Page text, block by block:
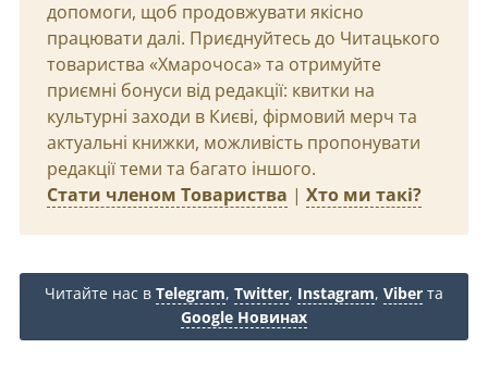
допомоги, щоб продовжувати якісно
працювати далі. Приєднуйтесь до Читацького
товариства «Хмарочоса» та отримуйте
приємні бонуси від редакції: квитки на
культурні заходи в Києві, фірмовий мерч та
актуальні книжки, можливість пропонувати
редакції теми та багато іншого.
Стати членом Товариства | Хто ми такі?
Читайте нас в Telegram, Twitter, Instagram, Viber та
Google Новинах